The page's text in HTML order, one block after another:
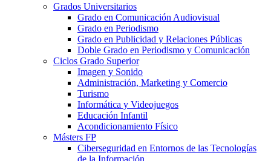
Grados Universitarios
Grado en Comunicación Audiovisual
Grado en Periodismo
Grado en Publicidad y Relaciones Públicas
Doble Grado en Periodismo y Comunicación
Ciclos Grado Superior
Imagen y Sonido
Administración, Marketing y Comercio
Turismo
Informática y Videojuegos
Educación Infantil
Acondicionamiento Físico
Másters FP
Ciberseguridad en Entornos de las Tecnologías
de la Información